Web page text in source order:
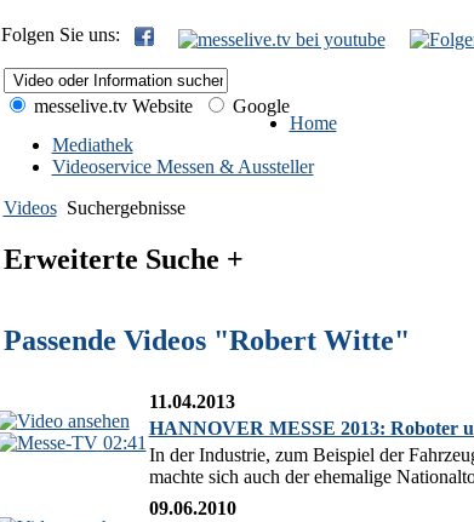
Folgen Sie uns:
messelive.tv Website
Google
Home
Mediathek
Videoservice Messen & Aussteller
Videos Suchergebnisse
Erweiterte Suche +
Passende Videos "Robert Witte"
02:41
11.04.2013
HANNOVER MESSE 2013: Roboter
In der Industrie, zum Beispiel der
machte sich auch der ehemalige
09.06.2010